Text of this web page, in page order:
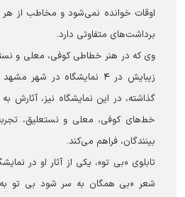
اوقات خوانده نمی‌شود و مخاطب از هر
برداشت‌های متفاوتی دارد.
وی که در هنر خطاطی کوفی، معلی و
زیبایش در ۴ نمایشگاه در
گذاشته، در این نمایشگاه نیز، آثارش
خط‌های کوفی، معلی و نستعلیق،
بینندگان، فراهم می‌کند.
تابلوی «بی تو»، یکی از آثار او در
شعر «بی همگان به سر شود بی تو